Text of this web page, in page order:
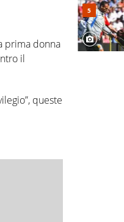
prima donna
il
queste